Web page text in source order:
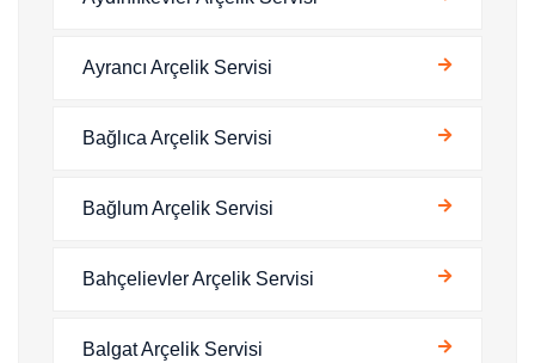
Ayrancı Arçelik Servisi
Bağlıca Arçelik Servisi
Bağlum Arçelik Servisi
Bahçelievler Arçelik Servisi
Balgat Arçelik Servisi